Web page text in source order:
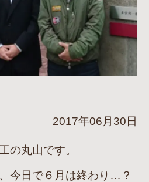
2017年06月30日
の丸山です。
今日で６月は終わり…？